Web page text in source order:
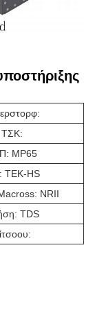
ΤΣΚ:
MP65
TEK-HS
NRII
TDS